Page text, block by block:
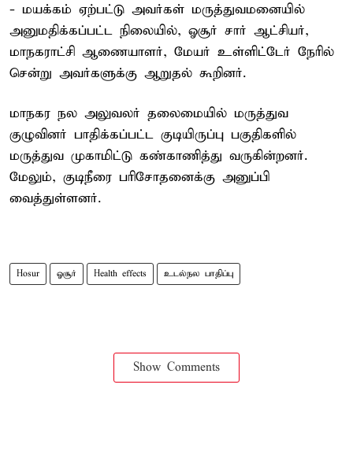
- மயக்கம் ஏற்பட்டு அவர்கள் மருத்துவமனையில்
அனுமதிக்கப்பட்ட நிலையில், ஓசூர் சார் ஆட்சியர்,
மாநகராட்சி ஆணையாளர், மேயர் உள்ளிட்டேர் நேரில்
சென்று அவர்களுக்கு ஆறுதல் கூறினர்.
மாநகர நல அலுவலர் தலைமையில் மருத்துவ
குழுவினர் பாதிக்கப்பட்ட குடியிருப்பு பகுதிகளில்
மருத்துவ முகாமிட்டு கண்காணித்து வருகின்றனர்.
மேலும், குடிநீரை பரிசோதனைக்கு அனுப்பி
வைத்துள்ளனர்.
Hosur ஓசூர் Health effects உடல்நல பாதிப்பு
Show Comments